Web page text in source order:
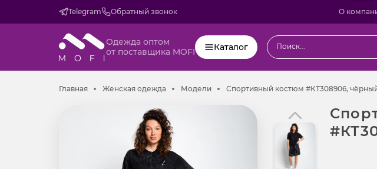
Telegram Обратный звонок О
Одежда оптом
от поставщика MOFI
Каталог
ГлавнаяГлавнаяЖенская одежда Женская одежда
МоделиМоделиСпортивный костюм #КТ308906,